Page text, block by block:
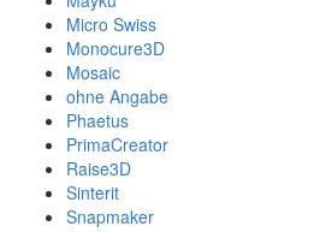
Micro Swiss
Monocure3D
Mosaic
ohne Angabe
Phaetus
PrimaCreator
Raise3D
Sinterit
Snapmaker